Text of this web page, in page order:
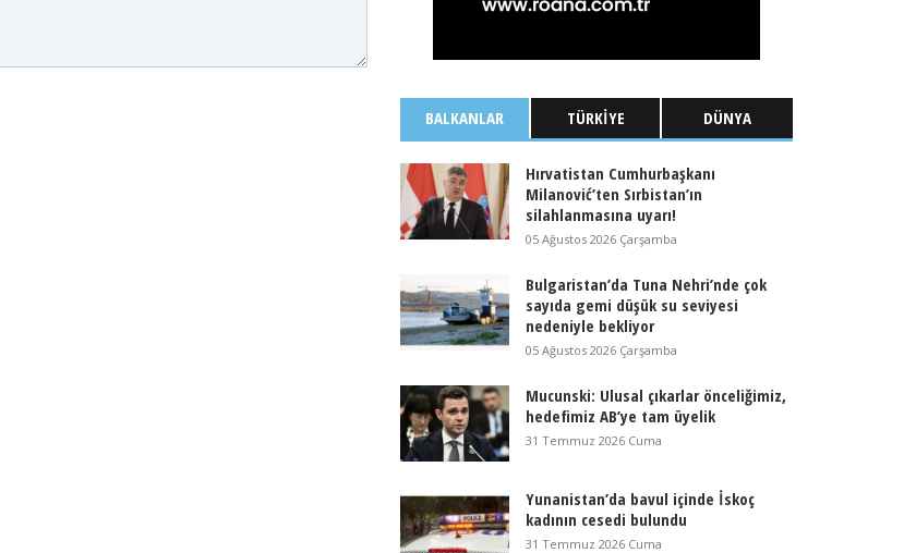
BALKANLAR TÜRKIYE DÜNYA
Hırvatistan Cumhurbaşkanı
Milanović’ten Sırbistan’ın
silahlanmasına uyarı!
05 Ağustos 2026 Çarşamba
Bulgaristan’da Tuna Nehri’nde çok
sayıda gemi düşük su seviyesi
nedeniyle bekliyor
05 Ağustos 2026 Çarşamba
Mucunski: Ulusal çıkarlar önceliğimiz,
hedefimiz AB’ye tam üyelik
31 Temmuz 2026 Cuma
Yunanistan’da bavul içinde İskoç
kadının cesedi bulundu
31 Temmuz 2026 Cuma